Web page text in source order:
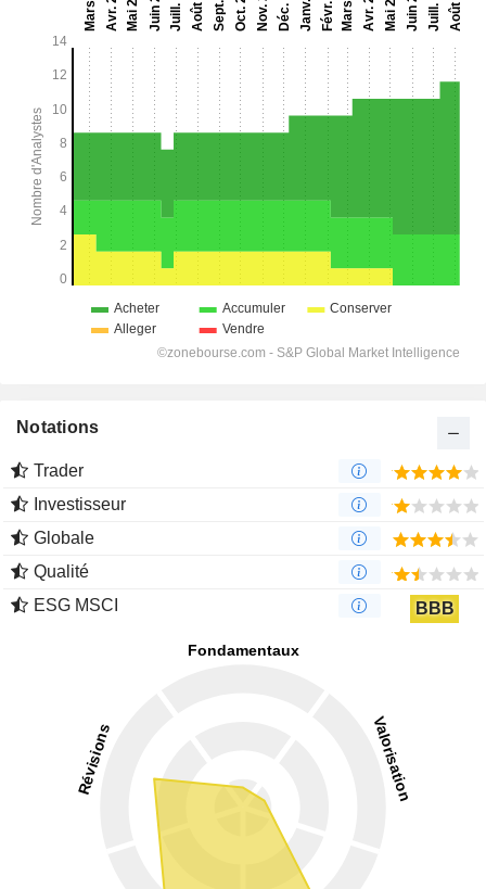
Notations
Trader
Investisseur
Globale
Qualité
ESG MSCI
BBB